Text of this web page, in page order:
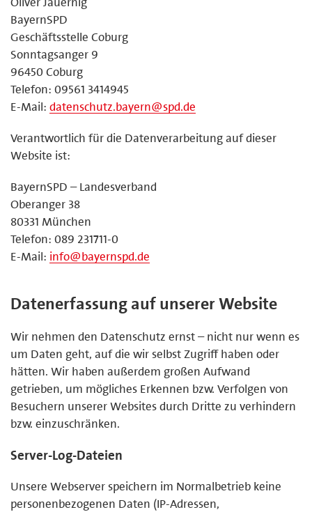
BayernSPD
Geschäftsstelle Coburg
Sonntagsanger 9
96450 Coburg
Telefon: 09561 3414945
E-Mail: datenschutz.bayern@spd.de
Verantwortlich für die Datenverarbeitung auf dieser
Website ist:
BayernSPD – Landesverband
Oberanger 38
80331 München
Telefon: 089 231711-0
E-Mail: info@bayernspd.de
Datenerfassung auf unserer Website
Wir nehmen den Datenschutz ernst – nicht nur wenn es
um Daten geht, auf die wir selbst Zugriff haben oder
hätten. Wir haben außerdem großen Aufwand
getrieben, um mögliches Erkennen bzw. Verfolgen von
Besuchern unserer Websites durch Dritte zu verhindern
bzw. einzuschränken.
Server-Log-Dateien
Unsere Webserver speichern im Normalbetrieb keine
personenbezogenen Daten (IP-Adressen,